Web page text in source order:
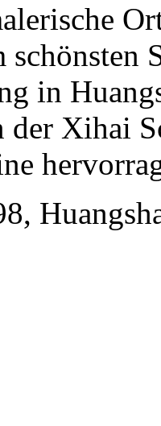
schönsten
in
der Xihai